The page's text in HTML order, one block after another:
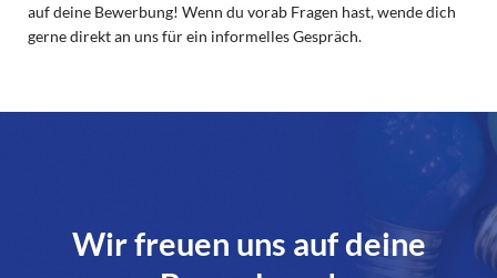
auf deine Bewerbung! Wenn du vorab Fragen hast, wende dich
gerne direkt an uns für ein informelles Gespräch.
Wir freuen uns auf deine